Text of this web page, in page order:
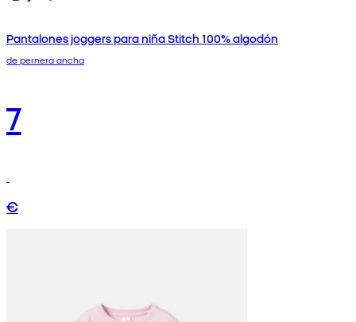
Pantalones joggers para niña Stitch 100% algodón
de pernera ancha
7
€